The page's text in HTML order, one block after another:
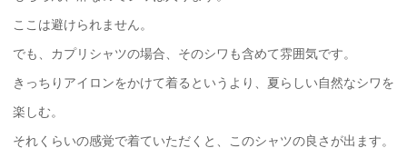
ここは避けられません。
でも、カプリシャツの場合、そのシワも含めて雰囲気です。
きっちりアイロンをかけて着るというより、夏らしい自然なシワを
楽しむ。
それくらいの感覚で着ていただくと、このシャツの良さが出ます。